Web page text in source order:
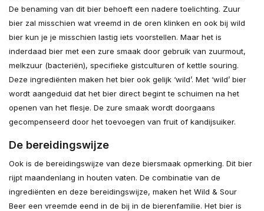
De benaming van dit bier behoeft een nadere toelichting. Zuur
bier zal misschien wat vreemd in de oren klinken en ook bij wild
bier kun je je misschien lastig iets voorstellen. Maar het is
inderdaad bier met een zure smaak door gebruik van zuurmout,
melkzuur (bacteriën), specifieke gistculturen of kettle souring.
Deze ingrediënten maken het bier ook gelijk ‘wild’. Met ‘wild’ bier
wordt aangeduid dat het bier direct begint te schuimen na het
openen van het flesje. De zure smaak wordt doorgaans
gecompenseerd door het toevoegen van fruit of kandijsuiker.
De bereidingswijze
Ook is de bereidingswijze van deze biersmaak opmerking. Dit bier
rijpt maandenlang in houten vaten. De combinatie van de
ingrediënten en deze bereidingswijze, maken het Wild & Sour
Beer een vreemde eend in de bij in de bierenfamilie. Het bier is